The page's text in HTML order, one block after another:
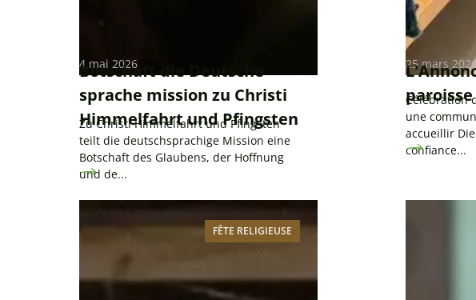
4 mai 2026
Botschaft die Deutsche
sprache mission zu Christi
Himmelfahrt und Pfingsten
Zu Christi Himmelfahrt und Pfingsten
teilt die deutschsprachige Mission eine
Botschaft des Glaubens, der Hoffnung
und de...
25 mars 2026
paroisse
Célébration
une
accueillir
confiance...
FÊTE RELIGIEUSE